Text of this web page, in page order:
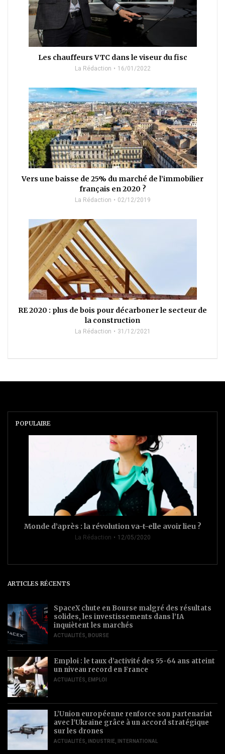
Les chauffeurs VTC dans le viseur du fisc
La Rédaction 16/01/2022
Vers une baisse de 25% du marché de l’immobilier
français en 2020 ?
La Rédaction 02/12/2019
RE 2020 : plus de bois pour décarboner le secteur de
la construction
La Rédaction 31/12/2021
POPULAIRE
Monde d’après : la révolution va-t-elle avoir lieu ?
La Rédaction 12/05/2020
ARTICLES RÉCENTS
SpaceX chute en Bourse malgré des résultats
solides, les investissements dans l’IA
inquiètent les marchés
ACTUALITÉS BOURSE
Emploi : le taux d’activité des 55-64 ans atteint
un niveau record en France
ACTUALITÉS EMPLOI
L’Union européenne renforce son partenariat
avec l’Ukraine grâce à un accord stratégique
sur les drones
ACTUALITÉS INDUSTRIE INTERNATIONAL